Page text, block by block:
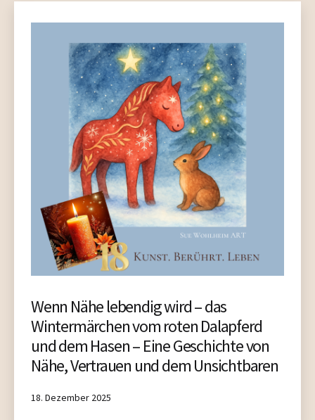
Wenn Nähe lebendig wird – das
Wintermärchen vom roten Dalapferd
und dem Hasen – Eine Geschichte von
Nähe, Vertrauen und dem Unsichtbaren
Published
18. Dezember 2025